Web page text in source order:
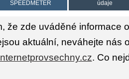
SPEEDMETER
údaje
že zde uváděné informace
aktuální, neváhejte nás
. Co